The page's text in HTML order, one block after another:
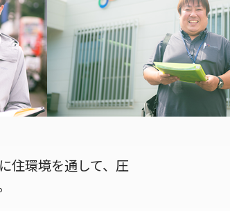
住環境を通して、圧